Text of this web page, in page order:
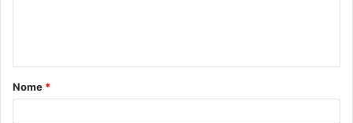
á
r
Nome *